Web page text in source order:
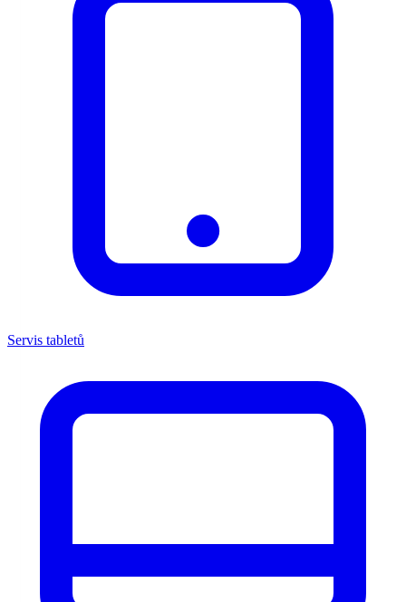
Servis tabletů